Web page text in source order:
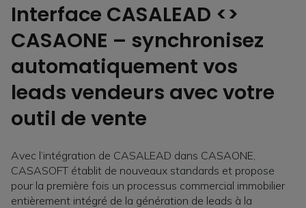
Interface CASALEAD <>
CASAONE – synchronisez
automatiquement vos
leads vendeurs avec votre
outil de vente
Avec l’intégration de CASALEAD dans CASAONE,
CASASOFT établit de nouveaux standards et propose
pour la première fois un processus commercial immobilier
entièrement intégré de la génération de leads à la